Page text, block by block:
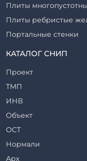
Плиты
Плиты ребристые
Портальные стенки
Прогоны
Ригели
Сваи железобетонные
Стеновые блоки
Стойки
Столбы
Закладные детали
КАТАЛОГ СНИП
Проект
ТМП
ИНВ
Объект
ОСТ
Нормали
Арх